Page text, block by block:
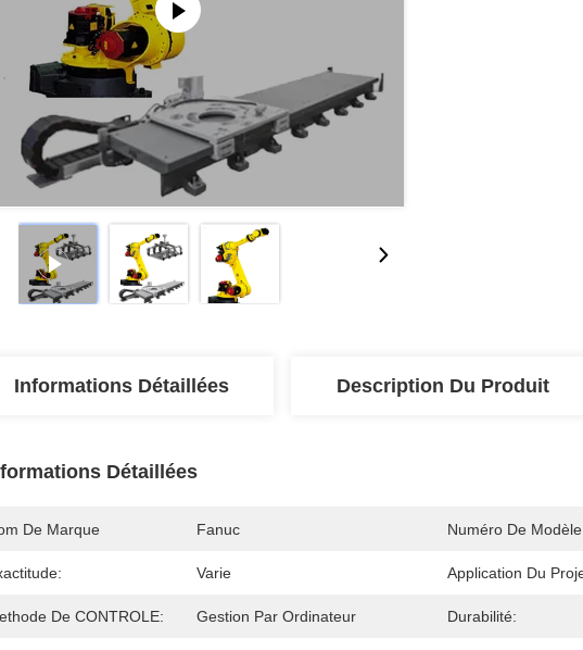
Informations Détaillées Description Du Produit
Détaillées
De Marque Fanuc Numéro De Modèle
Varie Application Du
De CONTROLE: Gestion Par Ordinateur Durabilité: